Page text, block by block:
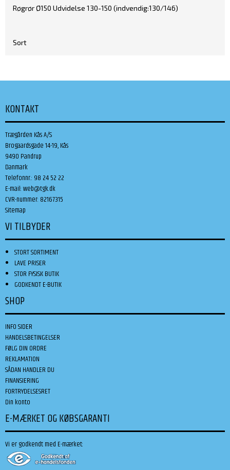
Røgrør Ø150 Udvidelse 130-150 (indvendig:130/146)
Sort
KONTAKT
Trægården Kås A/S
Brogaardsgade 14-19, Kås
9490 Pandrup
Danmark
Telefonnr.: 98 24 52 22
E-mail:web@tgk.dk
CVR-nummer: 82167315
Sitemap
VI TILBYDER
STORT SORTIMENT
LAVE PRISER
STOR FYSISK BUTIK
GODKENDT E-BUTIK
SHOP
INFO SIDER
HANDELSBETINGELSER
FØLG DIN ORDRE
REKLAMATION
SÅDAN HANDLER DU
FINANSIERING
FORTRYDELSESRET
Din konto
E-MÆRKET OG KØBSGARANTI
Vi er godkendt med E-mærket: